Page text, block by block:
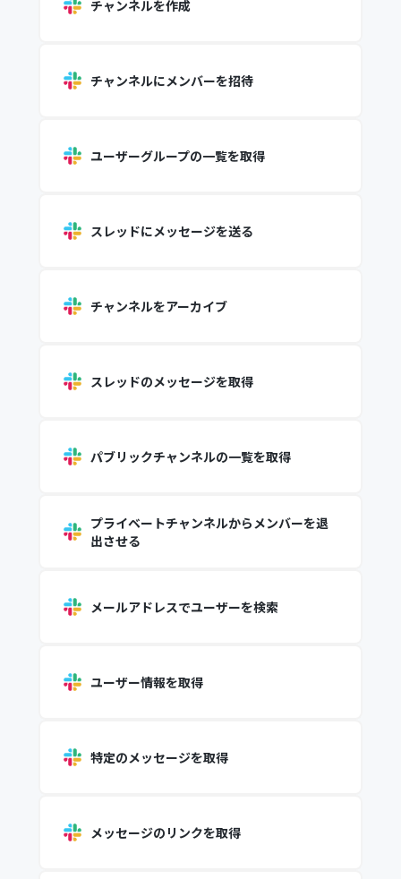
チャンネルを作成
チャンネルにメンバーを招待
ユーザーグループの一覧を取得
スレッドにメッセージを送る
チャンネルをアーカイブ
スレッドのメッセージを取得
パブリックチャンネルの一覧を取得
プライベートチャンネルからメンバーを退
出させる
メールアドレスでユーザーを検索
ユーザー情報を取得
特定のメッセージを取得
メッセージのリンクを取得